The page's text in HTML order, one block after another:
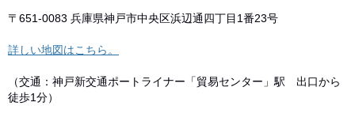
〒651-0083 兵庫県神戸市中央区浜辺通四丁目1番23号
詳しい地図はこちら。
（交通：神戸新交通ポートライナー「貿易センター」駅 出口から
徒歩1分）